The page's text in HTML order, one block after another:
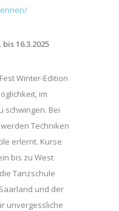
16.3.2025
Winter-Edition
im
schwingen. Bei
Techniken
erlernt. Kurse
bis zu West
Tanzschule
und der
unvergessliche